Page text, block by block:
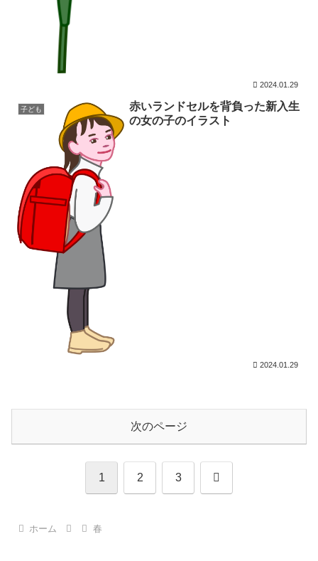
2024.01.29
子ども
赤いランドセルを背負った新入生
の女の子のイラスト
2024.01.29
次のページ
1 2 3 次
ホーム 春